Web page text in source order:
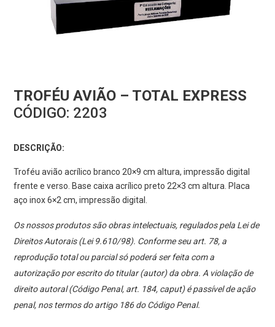
TROFÉU AVIÃO – TOTAL EXPRESS
CÓDIGO: 2203
DESCRIÇÃO:
Troféu avião acrílico branco 20×9 cm altura, impressão digital
frente e verso. Base caixa acrílico preto 22×3 cm altura. Placa
aço inox 6×2 cm, impressão digital.
Os nossos produtos são obras intelectuais, regulados pela Lei de
Direitos Autorais (Lei 9.610/98). Conforme seu art. 78, a
reprodução total ou parcial só poderá ser feita com a
autorização por escrito do titular (autor) da obra. A violação de
direito autoral (Código Penal, art. 184, caput) é passível de ação
penal, nos termos do artigo 186 do Código Penal.